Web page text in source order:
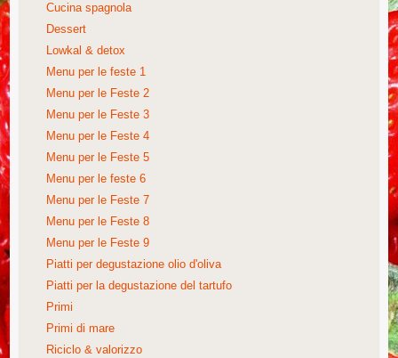
Cucina spagnola
Dessert
Lowkal & detox
Menu per le feste 1
Menu per le Feste 2
Menu per le Feste 3
Menu per le Feste 4
Menu per le Feste 5
Menu per le feste 6
Menu per le Feste 7
Menu per le Feste 8
Menu per le Feste 9
Piatti per degustazione olio d'oliva
Piatti per la degustazione del tartufo
Primi
Primi di mare
Riciclo & valorizzo